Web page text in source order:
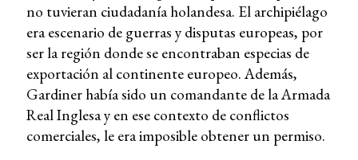
no tuvieran ciudadanía holandesa. El archipiélago
era escenario de guerras y disputas europeas, por
ser la región donde se encontraban especias de
exportación al continente europeo. Además,
Gardiner había sido un comandante de la Armada
Real Inglesa y en ese contexto de conflictos
comerciales, le era imposible obtener un permiso.